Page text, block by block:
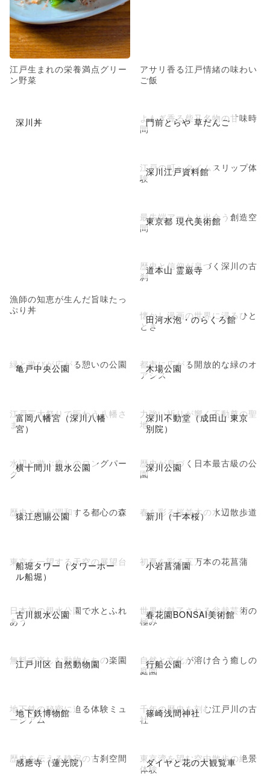
江戸生まれの栄養満点グリー
ン野菜
アサリ香る江戸情緒の味わい
ご飯
深川丼
漁師の知恵が生んだ旨味たっ
ぷり丼
門前とらや 草だんご
よもぎ香る柴又名物の甘味時
間
深川江戸資料館
江戸の町へタイムスリップ体
験
東京都 現代美術館
最先端アートと出会う創造空
間
道本山 霊巌寺
歴史と信仰が息づく深川の古
刹
田河水泡・のらくろ館
懐かし漫画の世界に浸るひと
とき
亀戸中央公園
緑と遊びが広がる憩いの公園 木場公園
都市に広がる開放的な緑のオ
アシス
富岡八幡宮（深川八幡
宮）
江戸三大祭りで賑わう八幡さ
ま
深川不動堂（成田山 東京
別院）
力強い祈りが響く不動尊の聖
地
横十間川 親水公園
水辺と遊ぶ癒しのロングパー
ク
深川公園
歴史が息づく日本最古級の公
園
猿江恩賜公園
歴史と緑が調和する都心の森 新川（千本桜）
春を彩る桜並木の水辺散歩道
船堀タワー（タワーホー
ル船堀）
東京を一望する天空の展望台 小岩菖蒲園
初夏を彩る五万本の花菖蒲
古川親水公園
日本初の親水公園で水とふれ
あう
春花園BONSAI美術館
世界が魅了される盆栽芸術の
極み
江戸川区 自然動物園
無料で楽しむ動物たちの楽園 行船公園
自然と文化が溶け合う癒しの
庭園
地下鉄博物館
地下鉄の秘密に迫る体験ミュ
ージアム
篠崎浅間神社
千年の歴史を刻む江戸川の古
社
感應寺（蓮光院）
歴史を伝える静寂の古刹空間 ダイヤと花の大観覧車
東京湾を望む空中散歩の絶景
体験